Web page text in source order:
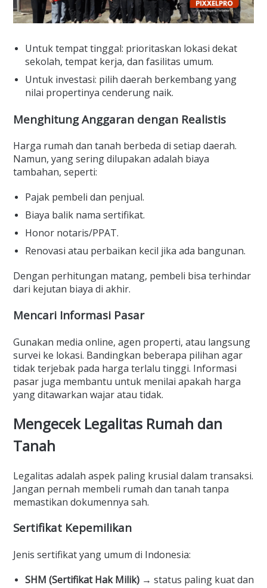
Untuk tempat tinggal: prioritaskan lokasi dekat
sekolah, tempat kerja, dan fasilitas umum.
Untuk investasi: pilih daerah berkembang yang
nilai propertinya cenderung naik.
Menghitung Anggaran dengan Realistis
Harga rumah dan tanah berbeda di setiap daerah.
Namun, yang sering dilupakan adalah biaya
tambahan, seperti:
Pajak pembeli dan penjual.
Biaya balik nama sertifikat.
Honor notaris/PPAT.
Renovasi atau perbaikan kecil jika ada bangunan.
Dengan perhitungan matang, pembeli bisa terhindar
dari kejutan biaya di akhir.
Mencari Informasi Pasar
Gunakan media online, agen properti, atau langsung
survei ke lokasi. Bandingkan beberapa pilihan agar
tidak terjebak pada harga terlalu tinggi. Informasi
pasar juga membantu untuk menilai apakah harga
yang ditawarkan wajar atau tidak.
Mengecek Legalitas Rumah dan
Tanah
Legalitas adalah aspek paling krusial dalam transaksi.
Jangan pernah membeli rumah dan tanah tanpa
memastikan dokumennya sah.
Sertifikat Kepemilikan
Jenis sertifikat yang umum di Indonesia:
SHM (Sertifikat Hak Milik) → status paling kuat dan